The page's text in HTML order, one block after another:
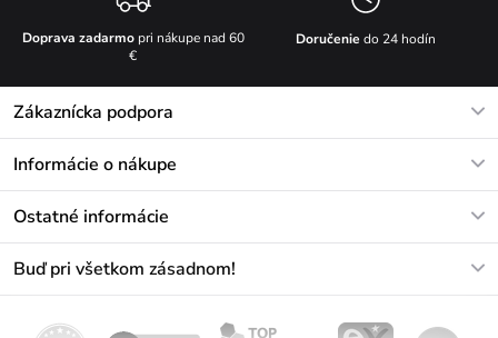
Doprava zadarmopri nákupe nad 60
€
Doručenie do 24 hodín
Zákaznícka podpora
info@vuch.sk
Informácie o nákupe
Materiály a údržba
Ostatné informácie
Darčekové poukazy
Buď pri všetkom zásadnom!